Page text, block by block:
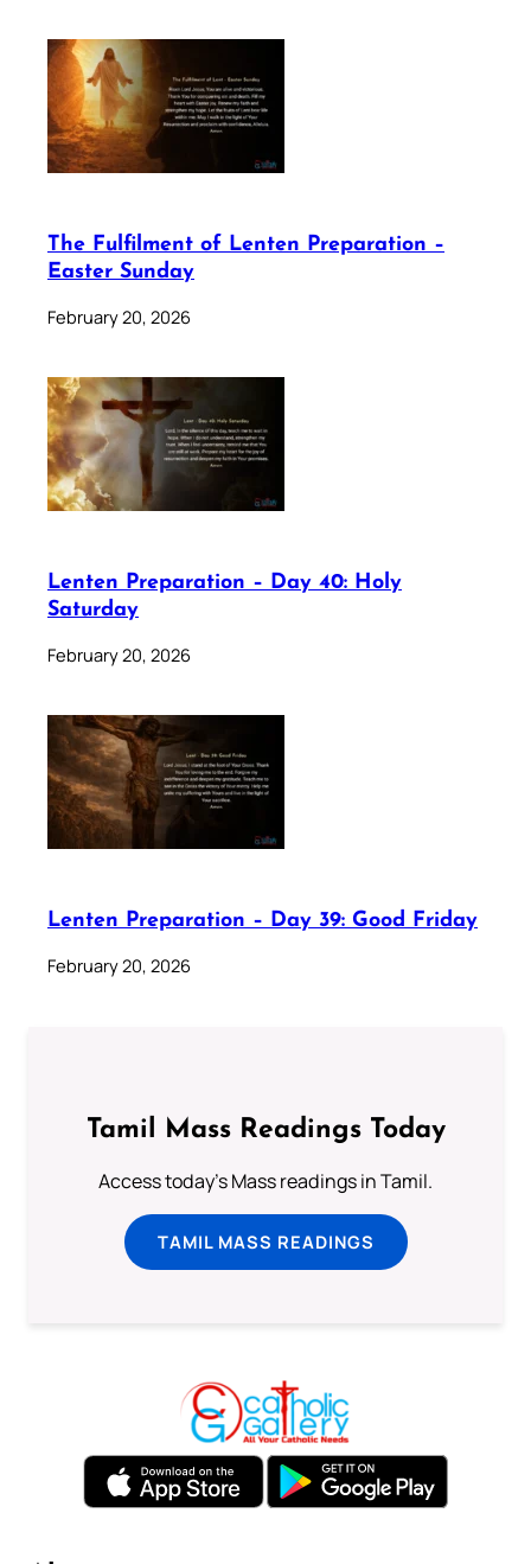
The Fulfilment of Lenten Preparation –
Easter Sunday
February 20, 2026
Lenten Preparation – Day 40: Holy
Saturday
February 20, 2026
Lenten Preparation – Day 39: Good Friday
February 20, 2026
Tamil Mass Readings Today
Access today's Mass readings in Tamil.
TAMIL MASS READINGS